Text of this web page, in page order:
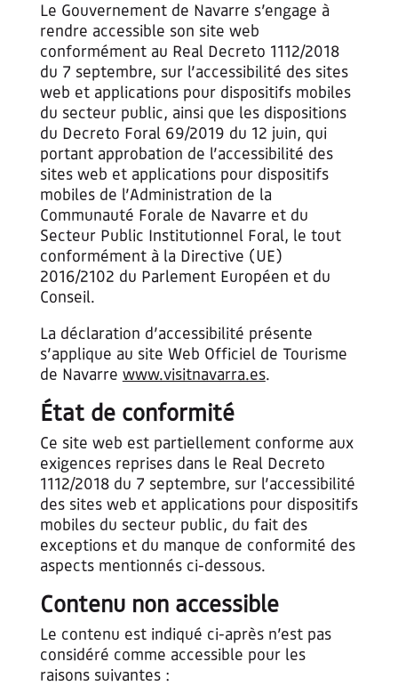
Le Gouvernement de Navarre s’engage à
rendre accessible son site web
conformément au Real Decreto 1112/2018
du 7 septembre, sur l’accessibilité des sites
web et applications pour dispositifs mobiles
du secteur public, ainsi que les dispositions
du Decreto Foral 69/2019 du 12 juin, qui
portant approbation de l’accessibilité des
sites web et applications pour dispositifs
mobiles de l’Administration de la
Communauté Forale de Navarre et du
Secteur Public Institutionnel Foral, le tout
conformément à la Directive (UE)
2016/2102 du Parlement Européen et du
Conseil.
La déclaration d’accessibilité présente
s’applique au site Web Officiel de Tourisme
de Navarre www.visitnavarra.es.
État de conformité
Ce site web est partiellement conforme aux
exigences reprises dans le Real Decreto
1112/2018 du 7 septembre, sur l’accessibilité
des sites web et applications pour dispositifs
mobiles du secteur public, du fait des
exceptions et du manque de conformité des
aspects mentionnés ci-dessous.
Contenu non accessible
Le contenu est indiqué ci-après n’est pas
considéré comme accessible pour les
raisons suivantes :